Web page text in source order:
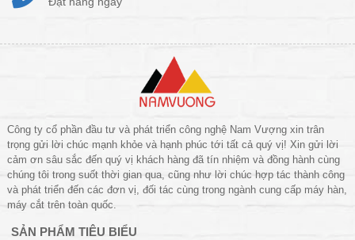
Công ty cổ phần đầu tư và phát triển công nghệ Nam Vượng xin trân
trọng gửi lời chúc mạnh khỏe và hạnh phúc tới tất cả quý vị! Xin gửi lời
cảm ơn sâu sắc đến quý vị khách hàng đã tín nhiệm và đồng hành cùng
chúng tôi trong suốt thời gian qua, cũng như lời chúc hợp tác thành công
và phát triển đến các đơn vị, đối tác cùng trong ngành cung cấp máy hàn,
máy cắt trên toàn quốc.
SẢN PHẨM TIÊU BIỂU